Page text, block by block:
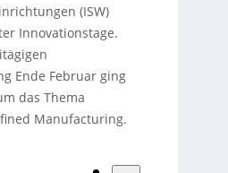
(ISW)
Innovationstage.
Ende Februar ging
das Thema
Manufacturing.